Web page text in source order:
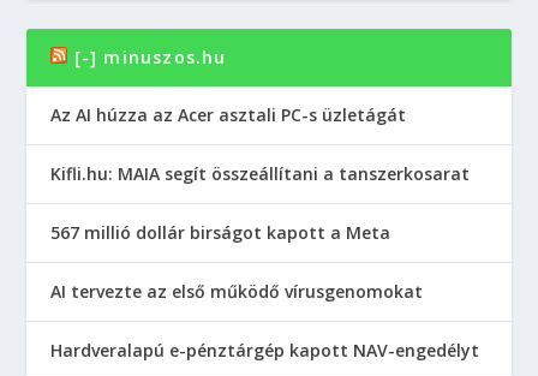
[-] minuszos.hu
Az AI húzza az Acer asztali PC-s üzletágát
Kifli.hu: MAIA segít összeállítani a tanszerkosarat
567 millió dollár birságot kapott a Meta
AI tervezte az első működő vírusgenomokat
Hardveralapú e-pénztárgép kapott NAV-engedélyt